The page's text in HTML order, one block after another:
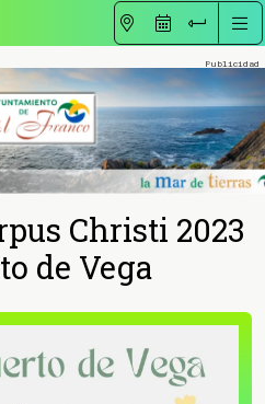
Christi 2023
de Vega